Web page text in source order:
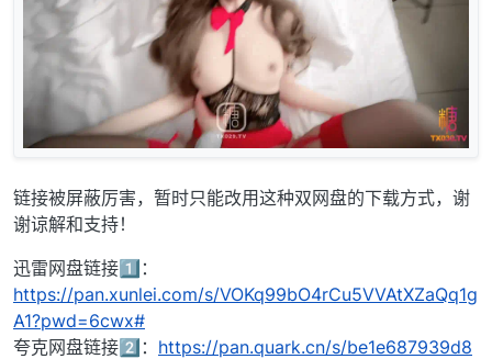
链接被屏蔽厉害，暂时只能改用这种双网盘的下载方式，谢
谢谅解和支持！
迅雷网盘链接1️⃣：
https://pan.xunlei.com/s/VOKq99bO4rCu5VVAtXZaQq1g
A1?pwd=6cwx#
夸克网盘链接2️⃣： https://pan.quark.cn/s/be1e687939d8